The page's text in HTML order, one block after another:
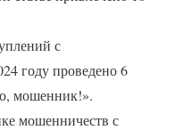
с
году проведено 6
мошенник!».
мошенничеств с